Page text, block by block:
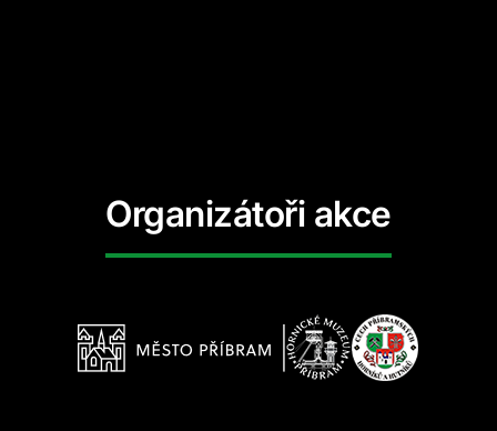
Organizátoři akce